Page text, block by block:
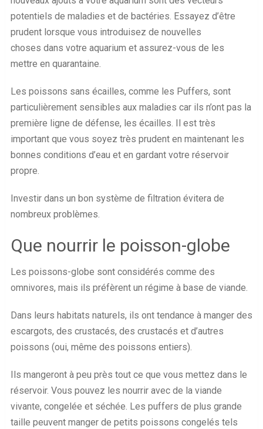
potentiels de maladies et de bactéries. Essayez d’être
prudent lorsque vous introduisez de nouvelles
choses dans votre aquarium et assurez-vous de les
mettre en quarantaine.
Les poissons sans écailles, comme les Puffers, sont
particulièrement sensibles aux maladies car ils n’ont pas la
première ligne de défense, les écailles. Il est très
important que vous soyez très prudent en maintenant les
bonnes conditions d’eau et en gardant votre réservoir
propre.
Investir dans un bon système de filtration évitera de
nombreux problèmes.
Que nourrir le poisson-globe
Les poissons-globe sont considérés comme des
omnivores, mais ils préfèrent un régime à base de viande.
Dans leurs habitats naturels, ils ont tendance à manger des
escargots, des crustacés, des crustacés et d’autres
poissons (oui, même des poissons entiers).
Ils mangeront à peu près tout ce que vous mettez dans le
réservoir. Vous pouvez les nourrir avec de la viande
vivante, congelée et séchée. Les puffers de plus grande
taille peuvent manger de petits poissons congelés tels